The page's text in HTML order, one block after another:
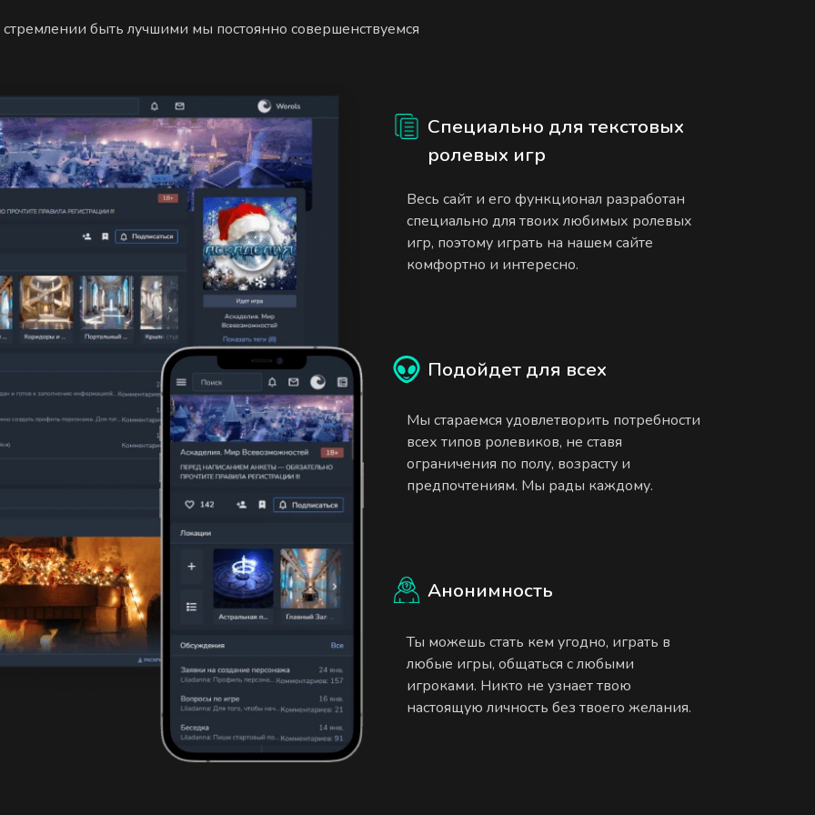
быть лучшими мы постоянно совершенствуемся
Специально для текстовых
ролевых игр
Весь сайт и его функционал разработан
специально для твоих любимых ролевых
игр, поэтому играть на нашем сайте
комфортно и интересно.
Подойдет для всех
Мы стараемся удовлетворить потребности
всех типов ролевиков, не ставя
ограничения по полу, возрасту и
предпочтениям. Мы рады каждому.
Анонимность
Ты можешь стать кем угодно, играть в
любые игры, общаться с любыми
игроками. Никто не узнает твою
настоящую личность без твоего желания.